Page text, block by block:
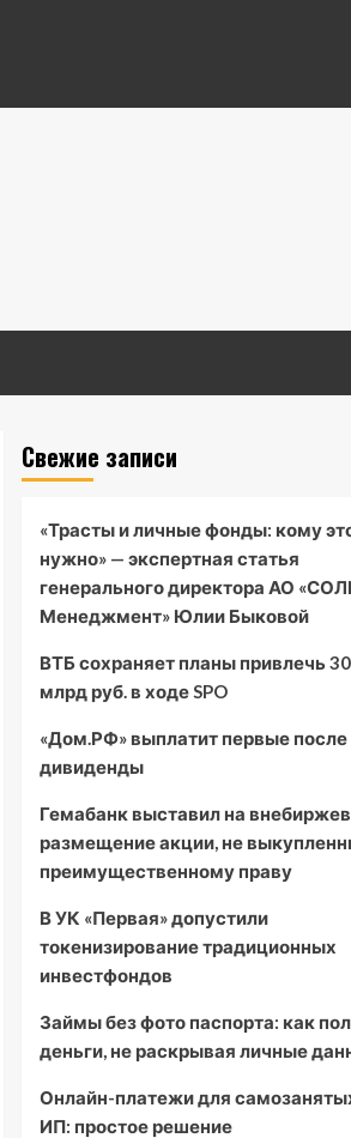
Свежие записи
«Трасты и личные фонды: кому
нужно» — экспертная статья
генерального директора АО
Менеджмент» Юлии Быковой
ВТБ сохраняет планы привлечь
млрд руб. в ходе SPO
«Дом.РФ» выплатит первые после
дивиденды
Гемабанк выставил на
размещение акции, не
преимущественному праву
В УК «Первая» допустили
токенизирование традиционных
инвестфондов
Займы без фото паспорта: как
деньги, не раскрывая личные
Онлайн-платежи для
ИП: простое решение